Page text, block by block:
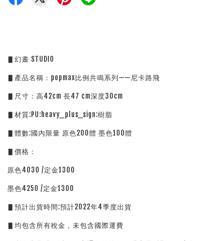
▋幻晝 STUDIO
▋產品名稱：popmax比例共鳴系列——尼卡路飛
▋尺寸：高42cm 長47 cm深度30cm
▋材質:PU:heavy_plus_sign:樹脂
▋體數:國內限量 原色200體 墨色100體
▋價格：
原色4030 /定金1300
墨色4250 /定金1300
▋預計出貨時間:預計2022年4季度出貨
▋均包含所有稅金，未包含國際運費